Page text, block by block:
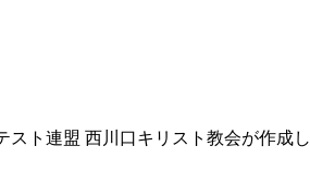
ト連盟 西川口キリスト教会が作成し